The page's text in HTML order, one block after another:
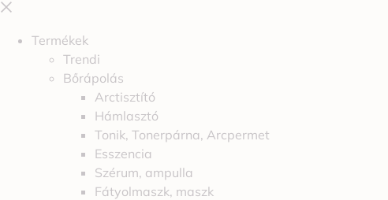
Termékek
Trendi
Bőrápolás
Arctisztító
Hámlasztó
Tonik, Tonerpárna, Arcpermet
Esszencia
Szérum, ampulla
Fátyolmaszk, maszk